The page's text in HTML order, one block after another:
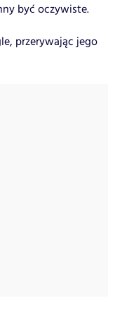
być oczywiste.
przerywając jego